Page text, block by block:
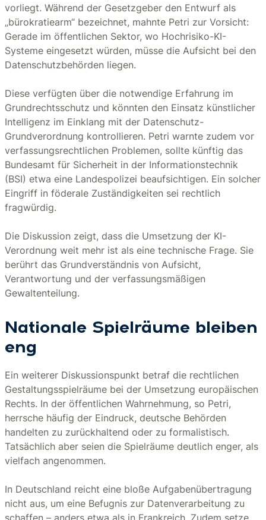
vorliegt. Während der Gesetzgeber den Entwurf als
„bürokratiearm“ bezeichnet, mahnte Petri zur Vorsicht:
Gerade im öffentlichen Sektor, wo Hochrisiko-KI-
Systeme eingesetzt würden, müsse die Aufsicht bei den
Datenschutzbehörden liegen.
Diese verfügten über die notwendige Erfahrung im
Grundrechtsschutz und könnten den Einsatz künstlicher
Intelligenz im Einklang mit der Datenschutz-
Grundverordnung kontrollieren. Petri warnte zudem vor
verfassungsrechtlichen Problemen, sollte künftig das
Bundesamt für Sicherheit in der Informationstechnik
(BSI) etwa eine Landespolizei beaufsichtigen. Ein solcher
Eingriff in föderale Zuständigkeiten sei rechtlich
fragwürdig.
Die Diskussion zeigt, dass die Umsetzung der KI-
Verordnung weit mehr ist als eine technische Frage. Sie
berührt das Grundverständnis von Aufsicht,
Verantwortung und der verfassungsmäßigen
Gewaltenteilung.
Nationale Spielräume bleiben
eng
Ein weiterer Diskussionspunkt betraf die rechtlichen
Gestaltungsspielräume bei der Umsetzung europäischen
Rechts. In der öffentlichen Wahrnehmung, so Petri,
herrsche häufig der Eindruck, deutsche Behörden
handelten zu zurückhaltend oder zu formalistisch.
Tatsächlich aber seien die Spielräume deutlich enger, als
vielfach angenommen.
In Deutschland reicht eine bloße Aufgabenübertragung
nicht aus, um eine Befugnis zur Datenverarbeitung zu
schaffen – anders etwa als in Frankreich. Zudem setze